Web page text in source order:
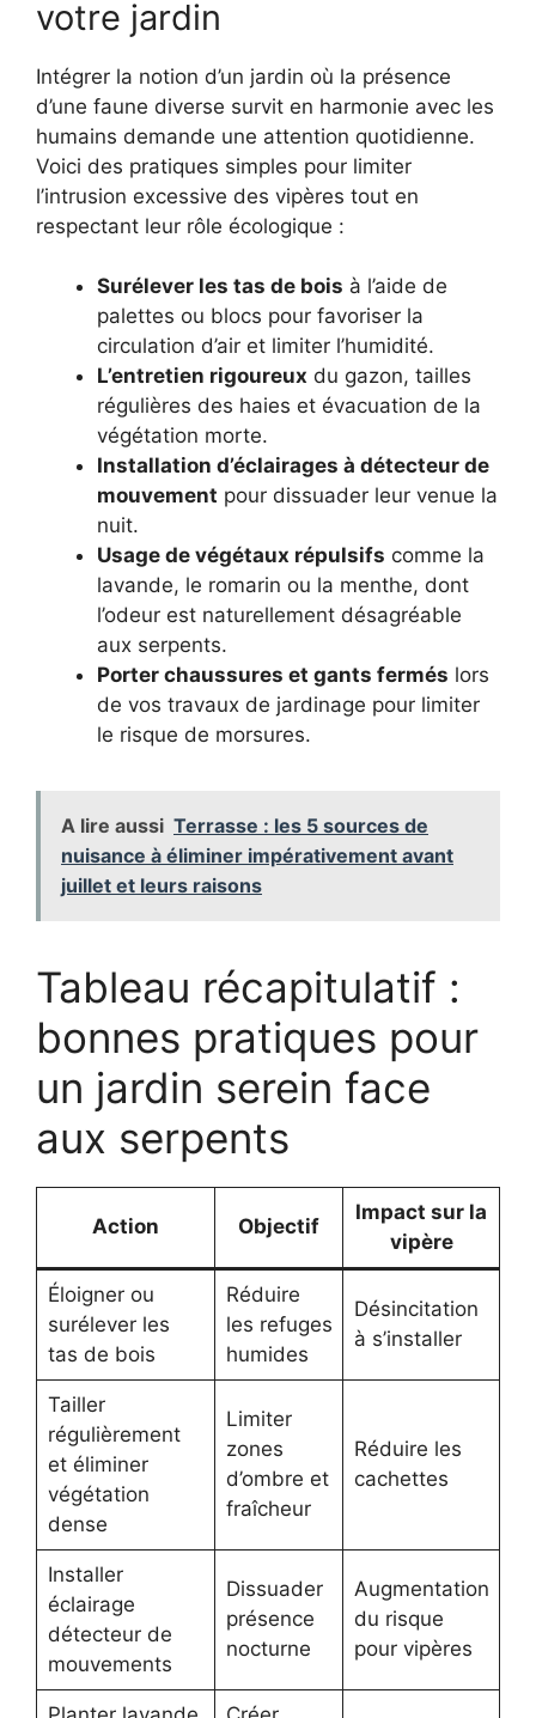
votre jardin
Intégrer la notion d’un jardin où la présence
d’une faune diverse survit en harmonie avec les
humains demande une attention quotidienne.
Voici des pratiques simples pour limiter
l’intrusion excessive des vipères tout en
respectant leur rôle écologique :
Surélever les tas de bois à l’aide de
palettes ou blocs pour favoriser la
circulation d’air et limiter l’humidité.
L’entretien rigoureux du gazon, tailles
régulières des haies et évacuation de la
végétation morte.
Installation d’éclairages à détecteur de
mouvement pour dissuader leur venue la
nuit.
Usage de végétaux répulsifs comme la
lavande, le romarin ou la menthe, dont
l’odeur est naturellement désagréable
aux serpents.
Porter chaussures et gants fermés lors
de vos travaux de jardinage pour limiter
le risque de morsures.
A lire aussi Terrasse : les 5 sources de
nuisance à éliminer impérativement avant
juillet et leurs raisons
Tableau récapitulatif :
bonnes pratiques pour
un jardin serein face
aux serpents
Action Objectif
Impact sur la
vipère
Éloigner ou
surélever les
tas de bois
Réduire
les refuges
humides
Désincitation
à s’installer
Tailler
régulièrement
et éliminer
végétation
dense
Limiter
zones
d’ombre et
fraîcheur
Réduire les
cachettes
Installer
éclairage
détecteur de
mouvements
Dissuader
présence
nocturne
Augmentation
du risque
pour vipères